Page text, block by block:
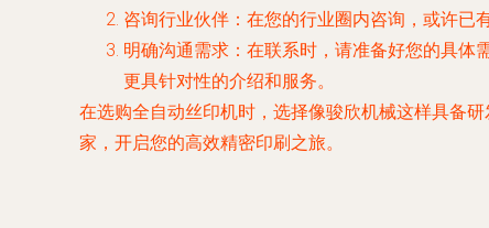
咨询行业伙伴 ：在您的行业圈内咨询，或许已
明确沟通需求 ：在联系时，请准备好您的具
更具针对性的介绍和服务。
在选购全自动丝印机时，选择像骏欣机械这样具备
家，开启您的高效精密印刷之旅。